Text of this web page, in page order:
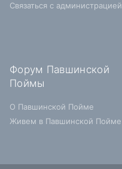
Связаться с администрацией
Форум Павшинской
Поймы
О Павшинской Пойме
Живем в Павшинской Пойме